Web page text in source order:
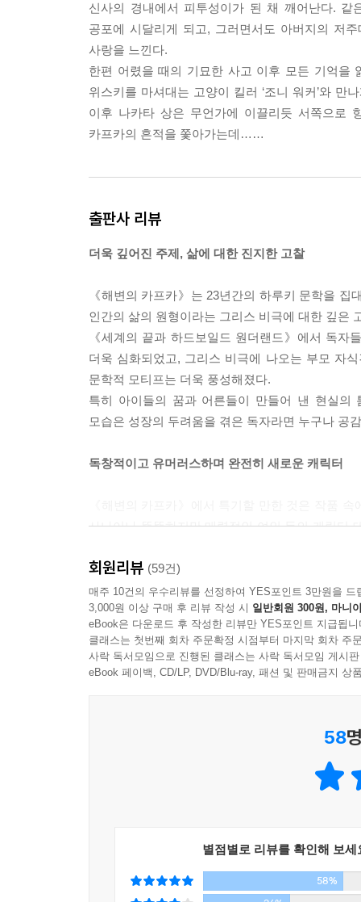
신사의 경내에서 피투성이가 된 채 깨어난다.
공포에 시달리게 되고, 그러면서도 아버지의 저
사랑을 느낀다.
한편 어렸을 때의 기묘한 사고 이후 모든 기억을
위스키를 마셔대는 고양이 킬러 ‘조니 워커’와
이후 나카타 상은 무언가에 이끌리듯 서쪽으로
카프카의 흔적을 쫓아가는데……
출판사 리뷰
더욱 깊어진 주제, 삶에 대한 진지한 고찰
《해변의 카프카》는 23년간의 하루키 문학을
인간의 삶의 원형이라는 그리스 비극에 대한 깊은
《세계의 끝과 하드보일드 원더랜드》에서 독
더욱 심화되었고, 그리스 비극에 나오는 부모 자
문학적 모티프는 더욱 풍성해졌다.
특히 아이들의 꿈과 어른들이 만들어 낸 현실의
모습은 성장의 두려움을 겪은 독자라면 누구나 공
독창적이고 유머러스하며 완전히 새로운 캐릭터
사나이나 뚱뚱하지만 매력적인 여인 등의 캐릭터
하루키는 하루키 특유의 내면세계의 묘사에 있어
이와 함께 하루키가 《해변의 카프카》만을 위
‘인간답지 않은’ 독특한 말투로 고양이와 진지
미키마우스가 될 뻔 했으나 결국 KFC의 상징인
독자들에게 유쾌한 웃음을 던진다. 을씨년스럽
벌이는 조니 워커의 캐릭터는 하루키가 아닌 그 누
노인’을 양대 축으로 하여 미스터리와 스릴러, 판
만들고, 고속도로를 달려가는 자동차의 진동, 인
환상을 떠나 현실의 세계로 돌아오는 주인공의
회원리뷰 (59건)
매주 10건의 우수리뷰를 선정하여 YES포인트 3만원을 드
3,000원 이상 구매 후 리뷰 작성 시 일반회원 300원, 마니
eBook은 다운로드 후 작성한 리뷰만 YES포인트 지급됩니
클래스는 첫번째 회차 주문확정 시점부터 마지막 회차 주
사락 독서모임으로 진행된 클래스는 사락 독서모임 게시
eBook 페이백, CD/LP, DVD/Blu-ray, 패션 및 판매금지 상
58
별점별로 리뷰를 확인해 보세
58%